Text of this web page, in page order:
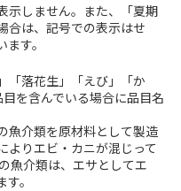
示しません。また、「夏期
合は、記号での表示はせ
す。
「落花生」「えび」「か
を含んでいる場合に品目名
魚介類を原材料として製造
よりエビ・カニが混じって
魚介類は、エサとしてエ
。